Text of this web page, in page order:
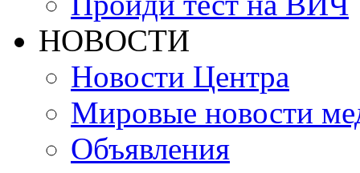
НОВОСТИ
Новости Центра
Мировые новости
Объявления